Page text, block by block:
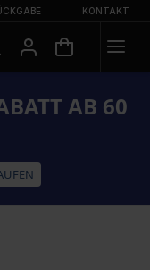
KONTAKT
AB 60